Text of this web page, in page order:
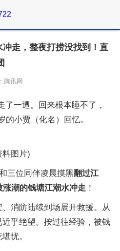
走，整夜打捞没找到！直
腾讯网
了一遭。回来根本睡不了，
的小贾（化名）回忆。
料图片)
三位同伴凌晨摸黑翻过江
潮的钱塘江潮水冲走 ！
消防陆续到场展开救援。从
乎绝望。按过往经验，被钱
忧。